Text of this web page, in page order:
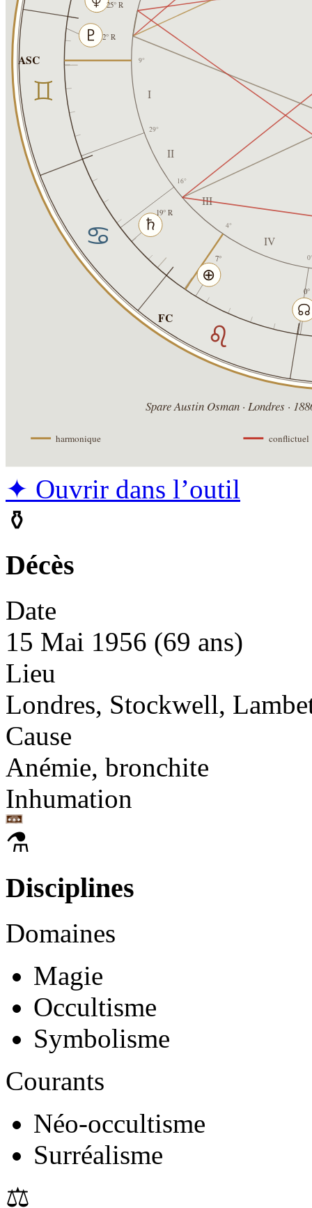
✦ Ouvrir dans l’outil
⚱
Décès
Date
15 Mai 1956 (69 ans)
Lieu
Londres, Stockwell,
Cause
Anémie, bronchite
Inhumation
⚗
Disciplines
Domaines
Magie
Occultisme
Symbolisme
Courants
Néo-occultisme
Surréalisme
⚖